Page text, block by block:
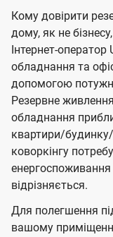
Кому довірити
дому, як не
Інтернет-
обладнання та
допомогою
Резервне
обладнання
квартири/
коворкінгу
відрізняється.
Для полегшення
вашому